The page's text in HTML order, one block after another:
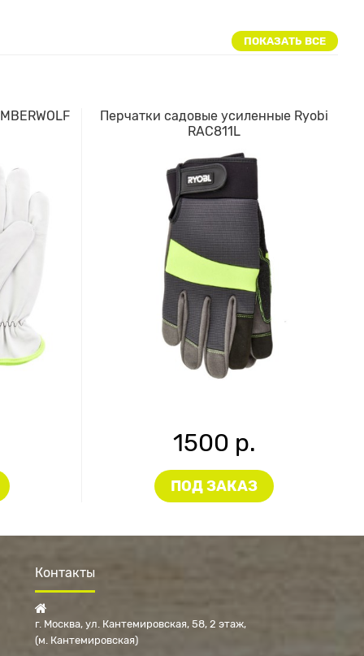
ПОКАЗАТЬ ВСЕ
Перчатки садовые усиленные Ryobi
RAC811L
1500 р.
ПОД ЗАКАЗ
Контакты
г. Москва, ул. Кантемировская, 58, 2 этаж
(м. Кантемировская)